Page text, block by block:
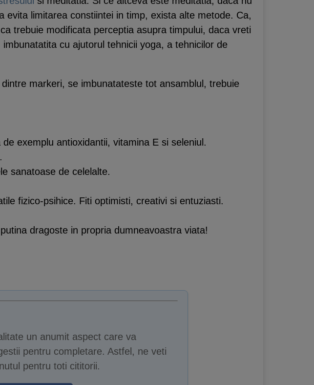
limitarea constiintei in timp, exista alte metode. Ca,
trebuie modificata perceptia asupra timpului, daca vreti
cu ajutorul tehnicii yoga, a tehnicilor de
markeri, se imbunatateste tot ansamblul, trebuie
exemplu antioxidantii, vitamina E si seleniul.
sanatoase de celelalte.
fizico-psihice. Fiti optimisti, creativi si entuziasti.
dragoste in propria dumneavoastra viata!
un anumit aspect care va
pentru completare. Astfel, ne veti
pentru toti cititorii.